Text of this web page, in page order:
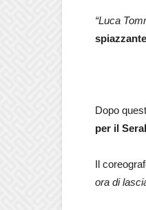
“Luca
Dopo
per il
Il
ora di